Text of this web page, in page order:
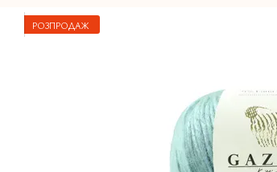
РОЗПРОДАЖ